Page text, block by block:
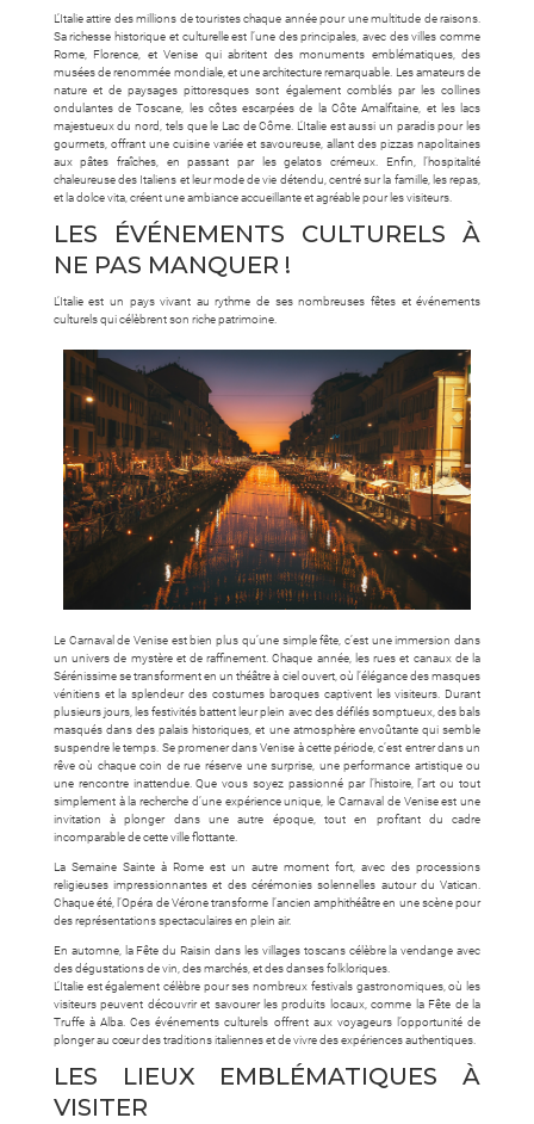
L’Italie attire des millions de touristes chaque année pour une multitude de raisons.
Sa richesse historique et culturelle est l’une des principales, avec des villes comme
Rome, Florence, et Venise qui abritent des monuments emblématiques, des
musées de renommée mondiale, et une architecture remarquable. Les amateurs de
nature et de paysages pittoresques sont également comblés par les collines
ondulantes de Toscane, les côtes escarpées de la Côte Amalfitaine, et les lacs
majestueux du nord, tels que le Lac de Côme. L’Italie est aussi un paradis pour les
gourmets, offrant une cuisine variée et savoureuse, allant des pizzas napolitaines
aux pâtes fraîches, en passant par les gelatos crémeux. Enfin, l’hospitalité
chaleureuse des Italiens et leur mode de vie détendu, centré sur la famille, les repas,
et la dolce vita, créent une ambiance accueillante et agréable pour les visiteurs.
LES ÉVÉNEMENTS CULTURELS À
NE PAS MANQUER !
L’Italie est un pays vivant au rythme de ses nombreuses fêtes et événements
culturels qui célèbrent son riche patrimoine.
Le Carnaval de Venise est bien plus qu’une simple fête, c’est une immersion dans
un univers de mystère et de raffinement. Chaque année, les rues et canaux de la
Sérénissime se transforment en un théâtre à ciel ouvert, où l’élégance des masques
vénitiens et la splendeur des costumes baroques captivent les visiteurs. Durant
plusieurs jours, les festivités battent leur plein avec des défilés somptueux, des bals
masqués dans des palais historiques, et une atmosphère envoûtante qui semble
suspendre le temps. Se promener dans Venise à cette période, c’est entrer dans un
rêve où chaque coin de rue réserve une surprise, une performance artistique ou
une rencontre inattendue. Que vous soyez passionné par l’histoire, l’art ou tout
simplement à la recherche d’une expérience unique, le Carnaval de Venise est une
invitation à plonger dans une autre époque, tout en profitant du cadre
incomparable de cette ville flottante.
La Semaine Sainte à Rome est un autre moment fort, avec des processions
religieuses impressionnantes et des cérémonies solennelles autour du Vatican.
Chaque été, l’Opéra de Vérone transforme l’ancien amphithéâtre en une scène pour
des représentations spectaculaires en plein air.
En automne, la Fête du Raisin dans les villages toscans célèbre la vendange avec
des dégustations de vin, des marchés, et des danses folkloriques.
L’Italie est également célèbre pour ses nombreux festivals gastronomiques, où les
visiteurs peuvent découvrir et savourer les produits locaux, comme la Fête de la
Truffe à Alba. Ces événements culturels offrent aux voyageurs l’opportunité de
plonger au cœur des traditions italiennes et de vivre des expériences authentiques.
LES LIEUX EMBLÉMATIQUES À
VISITER